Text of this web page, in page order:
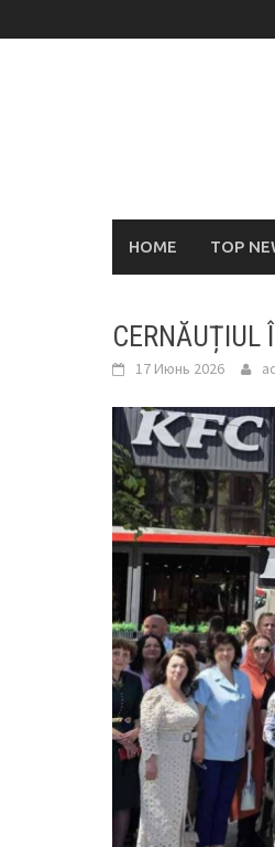
to
HOME TOP
CERNĂUȚIUL
17 Июнь 2026